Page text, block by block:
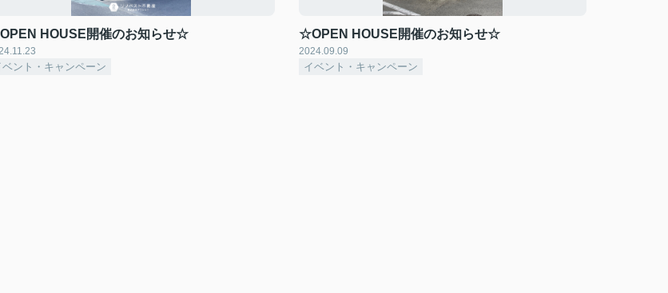
HOUSE開催のお知らせ☆
ベント・キャンペーン
☆OPEN HOUSE開催のお知らせ☆
2024.09.09
イベント・キャンペーン